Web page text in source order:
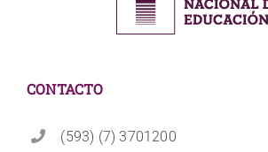
CONTACTO
(593) (7) 3701200